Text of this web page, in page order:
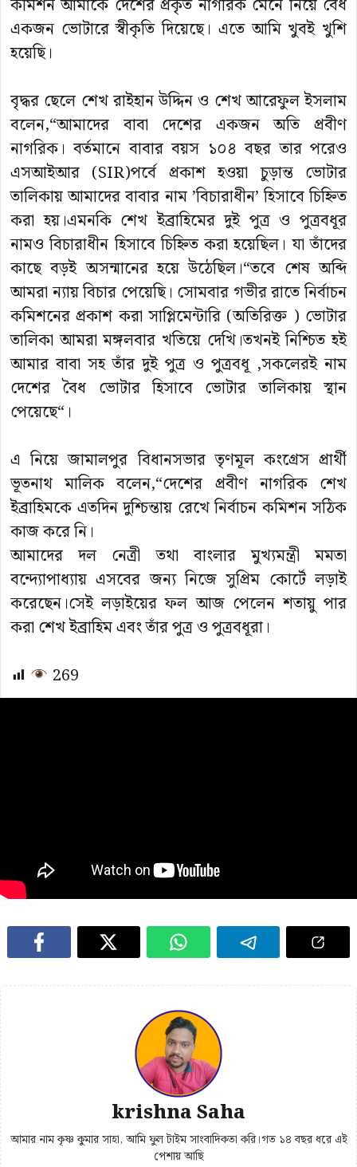
কমিশন আমাকে দেশের প্রকৃত নাগরিক মেনে নিয়ে বৈধ
একজন ভোটারে স্বীকৃতি দিয়েছে। এতে আমি খুবই খুশি
হয়েছি।
বৃদ্ধর ছেলে শেখ রাইহান উদ্দিন ও শেখ আরেফুল ইসলাম
বলেন,“আমাদের বাবা দেশের একজন অতি প্রবীণ
নাগরিক। বর্তমানে বাবার বয়স ১০৪ বছর তার পরেও
এসআইআর (SIR)পর্বে প্রকাশ হওয়া চুড়ান্ত ভোটার
তালিকায় আমাদের বাবার নাম ’বিচারাধীন’ হিসাবে চিহ্নিত
করা হয়।এমনকি শেখ ইব্রাহিমের দুই পুত্র ও পুত্রবধূর
নামও বিচারাধীন হিসাবে চিহ্নিত করা হয়েছিল। যা তাঁদের
কাছে বড়ই অসন্মানের হয়ে উঠেছিল।“তবে শেষ অব্দি
আমরা ন্যায় বিচার পেয়েছি। সোমবার গভীর রাতে নির্বাচন
কমিশনের প্রকাশ করা সাপ্লিমেন্টারি (অতিরিক্ত ) ভোটার
তালিকা আমরা মঙ্গলবার খতিয়ে দেখি।তখনই নিশ্চিত হই
আমার বাবা সহ তাঁর দুই পুত্র ও পুত্রবধূ ,সকলেরই নাম
দেশের বৈধ ভোটার হিসাবে ভোটার তালিকায় স্থান
পেয়েছে“।
এ নিয়ে জামালপুর বিধানসভার তৃণমূল কংগ্রেস প্রার্থী
ভূতনাথ মালিক বলেন,“দেশের প্রবীণ নাগরিক শেখ
ইব্রাহিমকে এতদিন দুশ্চিন্তায় রেখে নির্বাচন কমিশন সঠিক
কাজ করে নি।
আমাদের দল নেত্রী তথা বাংলার মুখ্যমন্ত্রী মমতা
বন্দ্যোপাধ্যায় এসবের জন্য নিজে সুপ্রিম কোর্টে লড়াই
করেছেন।সেই লড়াইয়ের ফল আজ পেলেন শতায়ু পার
করা শেখ ইব্রাহিম এবং তাঁর পুত্র ও পুত্রবধূরা।
269
krishna Saha
আমার নাম কৃষ্ণ কুমার সাহা, আমি ফুল টাইম সাংবাদিকতা করি।গত ১৪ বছর ধরে এই
পেশায় আছি